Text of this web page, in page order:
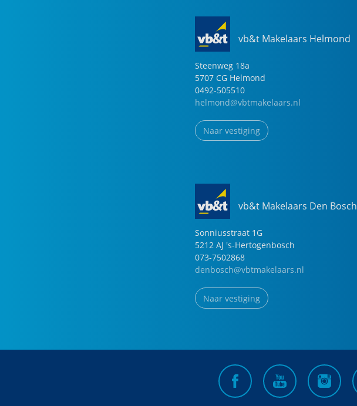
vb&t Makelaars Helmond
Steenweg 18a
5707 CG Helmond
0492-505510
helmond@vbtmakelaars.nl
Naar vestiging
vb&t Makelaars Den Bosch
Sonniusstraat 1G
5212 AJ 's-Hertogenbosch
073-7502868
denbosch@vbtmakelaars.nl
Naar vestiging